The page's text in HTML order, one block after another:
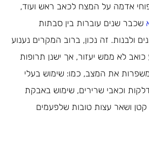
אדמה על המצח לכאב ראש ועוד,
שכבר שנים עוברות בין סבתות
ולבנות. זה נכון, ברוב המקרים נענוע
לא ממש יעזור, אך ישנן תרופות
את המצב, כמו: שימוש בעלי
וכאבי שרירים, שימוש באבקת
ושאר עצות טובות שלפעמים